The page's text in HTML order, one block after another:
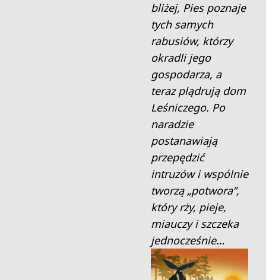
bliżej, Pies poznaje
tych samych
rabusiów, którzy
okradli jego
gospodarza, a
teraz plądrują dom
Leśniczego. Po
naradzie
postanawiają
przepędzić
intruzów i wspólnie
tworzą „potwora”,
który rży, pieje,
miauczy i szczeka
jednocześnie…